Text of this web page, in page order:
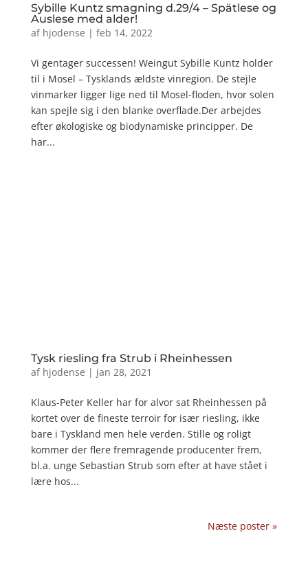
Sybille Kuntz smagning d.29/4 – Spätlese og
Auslese med alder!
af hjodense | feb 14, 2022
Vi gentager successen! Weingut Sybille Kuntz holder
til i Mosel – Tysklands ældste vinregion. De stejle
vinmarker ligger lige ned til Mosel-floden, hvor solen
kan spejle sig i den blanke overflade.Der arbejdes
efter økologiske og biodynamiske principper. De
har...
Tysk riesling fra Strub i Rheinhessen
af hjodense | jan 28, 2021
Klaus-Peter Keller har for alvor sat Rheinhessen på
kortet over de fineste terroir for især riesling, ikke
bare i Tyskland men hele verden. Stille og roligt
kommer der flere fremragende producenter frem,
bl.a. unge Sebastian Strub som efter at have stået i
lære hos...
Næste poster »